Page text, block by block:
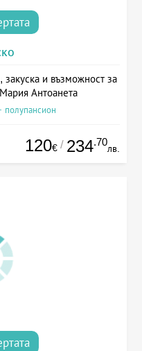
и възможност за
Антоанета
полупансион
120€ / 234.70
лв.